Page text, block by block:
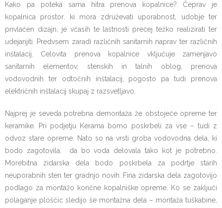
Kako pa poteka sama hitra prenova kopalnice? Čeprav je
kopalnica prostor, ki mora združevati uporabnost, udobje ter
privlačen dizajn, je včasih te lastnosti precej težko realizirati ter
udejanjiti. Predvsem zaradi različnih sanitarnih naprav ter različnih
inštalacij. Celovita prenova kopalnice vključuje zamenjavo
sanitarnih elementov, stenskih in talnih oblog, prenova
vodovodnih ter odtočnih inštalacij, pogosto pa tudi prenova
električnih inštalacij skupaj z razsvetljavo.
Najprej je seveda potrebna demontaža že obstoječe opreme ter
keramike. Pri podjetju Kerama bomo poskrbeli za vse – tudi z
odvoz stare opreme. Nato so na vrsti groba vodovodna dela, ki
bodo zagotovila, da bo voda delovala tako kot je potrebno.
Morebitna zidarska dela bodo poskrbela za podrtje starih
neuporabnih sten ter gradnjo novih. Fina zidarska dela zagotovijo
podlago za montažo končne kopalniške opreme. Ko se zaključi
polaganje ploščic sledijo še montažna dela – montaža tuškabine,